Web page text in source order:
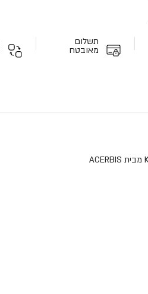
תשלום
מאובטח